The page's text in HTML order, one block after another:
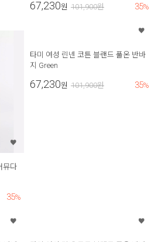
67,230원 101,900원 35%
뮤다
35%
타미 여성 린넨 코튼 블랜드 풀온 반바
지 Green
67,230원 101,900원 35%